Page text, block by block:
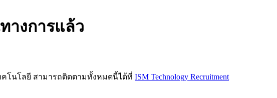
างการแล้ว
โนโลยี สามารถติดตามทั้งหมดนี้ได้ที่ ISM Technology Recruitment